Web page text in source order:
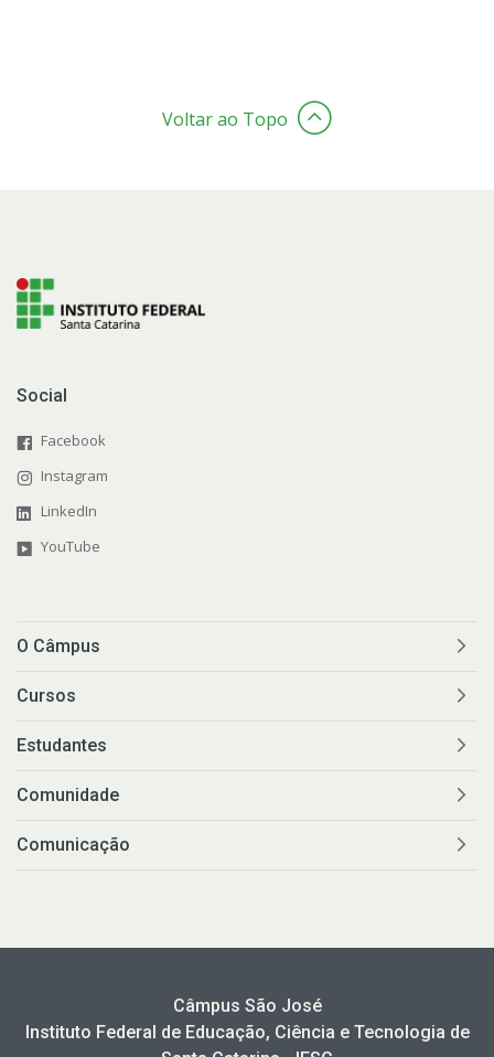
Voltar ao Topo
Social
Facebook
Instagram
LinkedIn
YouTube
O Câmpus
Cursos
Estudantes
Comunidade
Comunicação
Câmpus São José
Instituto Federal de Educação, Ciência e Tecnologia de